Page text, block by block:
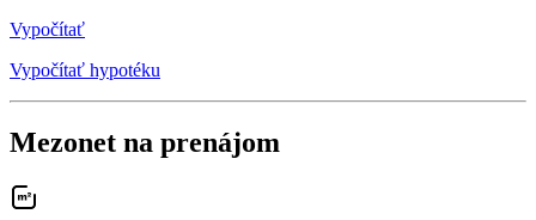
Vypočítať
Vypočítať hypotéku
Mezonet na prenájom